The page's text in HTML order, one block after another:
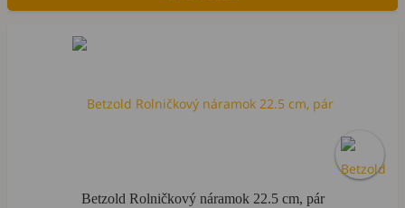
Betzold Rolničkový náramok 22.5 cm, pár